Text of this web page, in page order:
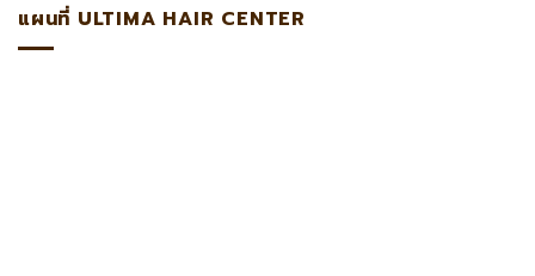
แผนที่ ULTIMA HAIR CENTER